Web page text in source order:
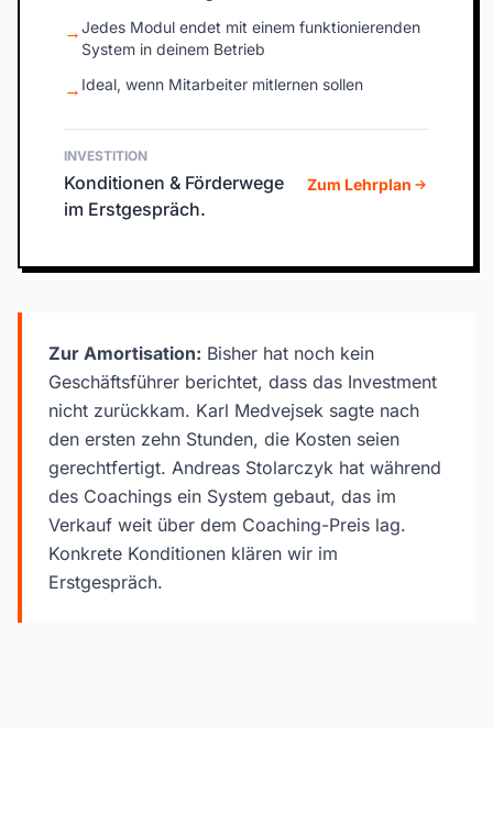
→Jedes Modul endet mit einem funktionierenden
System in deinem Betrieb
→ Ideal, wenn Mitarbeiter mitlernen sollen
INVESTITION
Konditionen & Förderwege
im Erstgespräch.
Zum Lehrplan
Zur Amortisation: Bisher hat noch kein
Geschäftsführer berichtet, dass das Investment
nicht zurückkam. Karl Medvejsek sagte nach
den ersten zehn Stunden, die Kosten seien
gerechtfertigt. Andreas Stolarczyk hat während
des Coachings ein System gebaut, das im
Verkauf weit über dem Coaching-Preis lag.
Konkrete Konditionen klären wir im
Erstgespräch.